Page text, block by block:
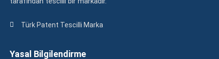
Türk Patent Tescilli Marka
Yasal Bilgilendirme